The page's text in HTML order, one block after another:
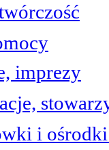
imprezy
i